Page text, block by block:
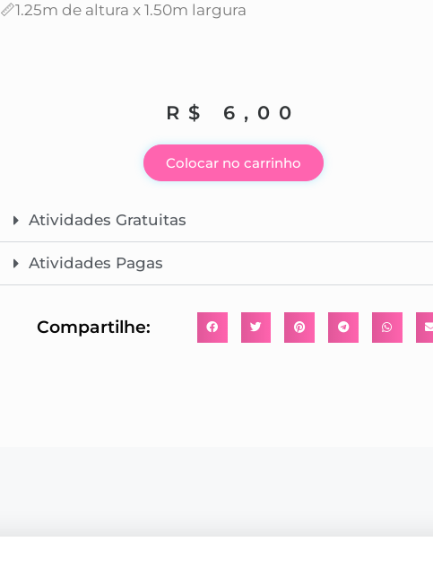
📏1.25m de altura x 1.50m largura
R$ 6,00
Colocar no carrinho
Atividades Gratuitas
Atividades Pagas
Compartilhe: